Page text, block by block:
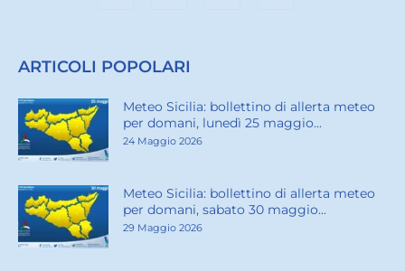
ARTICOLI POPOLARI
Meteo Sicilia: bollettino di allerta meteo
per domani, lunedì 25 maggio...
24 Maggio 2026
Meteo Sicilia: bollettino di allerta meteo
per domani, sabato 30 maggio...
29 Maggio 2026